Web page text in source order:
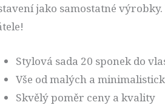
jako samostatné
Stylová sada 20 sponek do
Vše od malých a
Skvělý poměr ceny a kvality